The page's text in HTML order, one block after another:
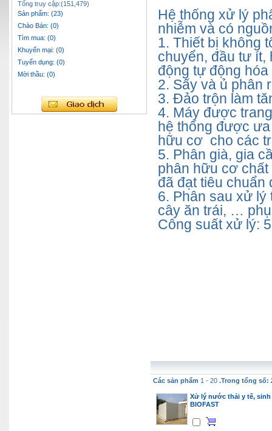
Tổng truy cập:(151,479)
Sản phẩm: (23)
Chào Bán: (0)
Tìm mua: (0)
Khuyến mại: (0)
Tuyển dụng: (0)
Mời thầu: (0)
Hệ thống xử lý
nhiễm và có
1. Thiết bị không
chuyển, đầu tư ít,
động tự động hóa
2. Sấy và ủ phân
3. Đảo trộn làm
4. Máy được
hệ thống được
hữu cơ cho các
5. Phân già, gia
phân hữu cơ
đã đạt tiêu chuẩn
6. Phân sau xử
cây ăn trái, …
Công suất xử lý:
Các sản phẩm 1 - 20 .Trong tổng số:
Xử lý nước thải y tế,
BIOFAST